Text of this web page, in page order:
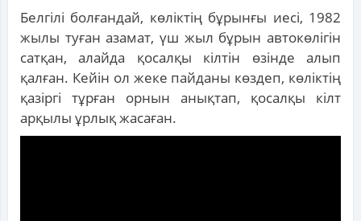
Белгілі болғандай, көліктің бұрынғы иесі, 1982
жылы туған азамат, үш жыл бұрын автокөлігін
сатқан, алайда қосалқы кілтін өзінде алып
қалған. Кейін ол жеке пайданы көздеп, көліктің
қазіргі тұрған орнын анықтап, қосалқы кілт
арқылы ұрлық жасаған.